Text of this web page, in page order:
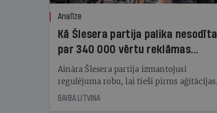
Analīze
Kā Šlesera partija palika nesodīta
par 340 000 vērtu reklāmas
kampaņu
Aināra Šlesera partija izmantojusi
regulējuma robu, lai tieši pirms aģitācijas
starta izreklamētos par summu, kas
BAIBA LITVINA